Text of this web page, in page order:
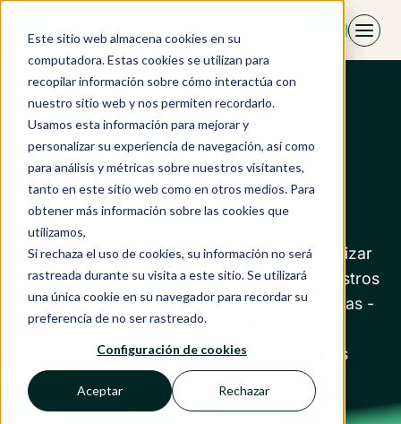
Este sitio web almacena cookies en su
computadora. Estas cookies se utilizan para
recopilar información sobre cómo interactúa con
nuestro sitio web y nos permiten recordarlo.
Usamos esta información para mejorar y
personalizar su experiencia de navegación, así como
para análisis y métricas sobre nuestros visitantes,
tanto en este sitio web como en otros medios. Para
obtener más información sobre las cookies que
utilizamos,
Si rechaza el uso de cookies, su información no será
rastreada durante su visita a este sitio. Se utilizará
una única cookie en su navegador para recordar su
preferencia de no ser rastreado.
Configuración de cookies
Aceptar Rechazar
Saltar
Comparten su
experiencia con
Revbell
Ya sea para estructurar su estrategia, optimizar
sus precios o potenciar su desempeño, nuestros
clientes cuentan cómo nuestras competencias -
consultoría, formación y RMS - han
acompañado sus proyectos y acelerado sus
resultados.